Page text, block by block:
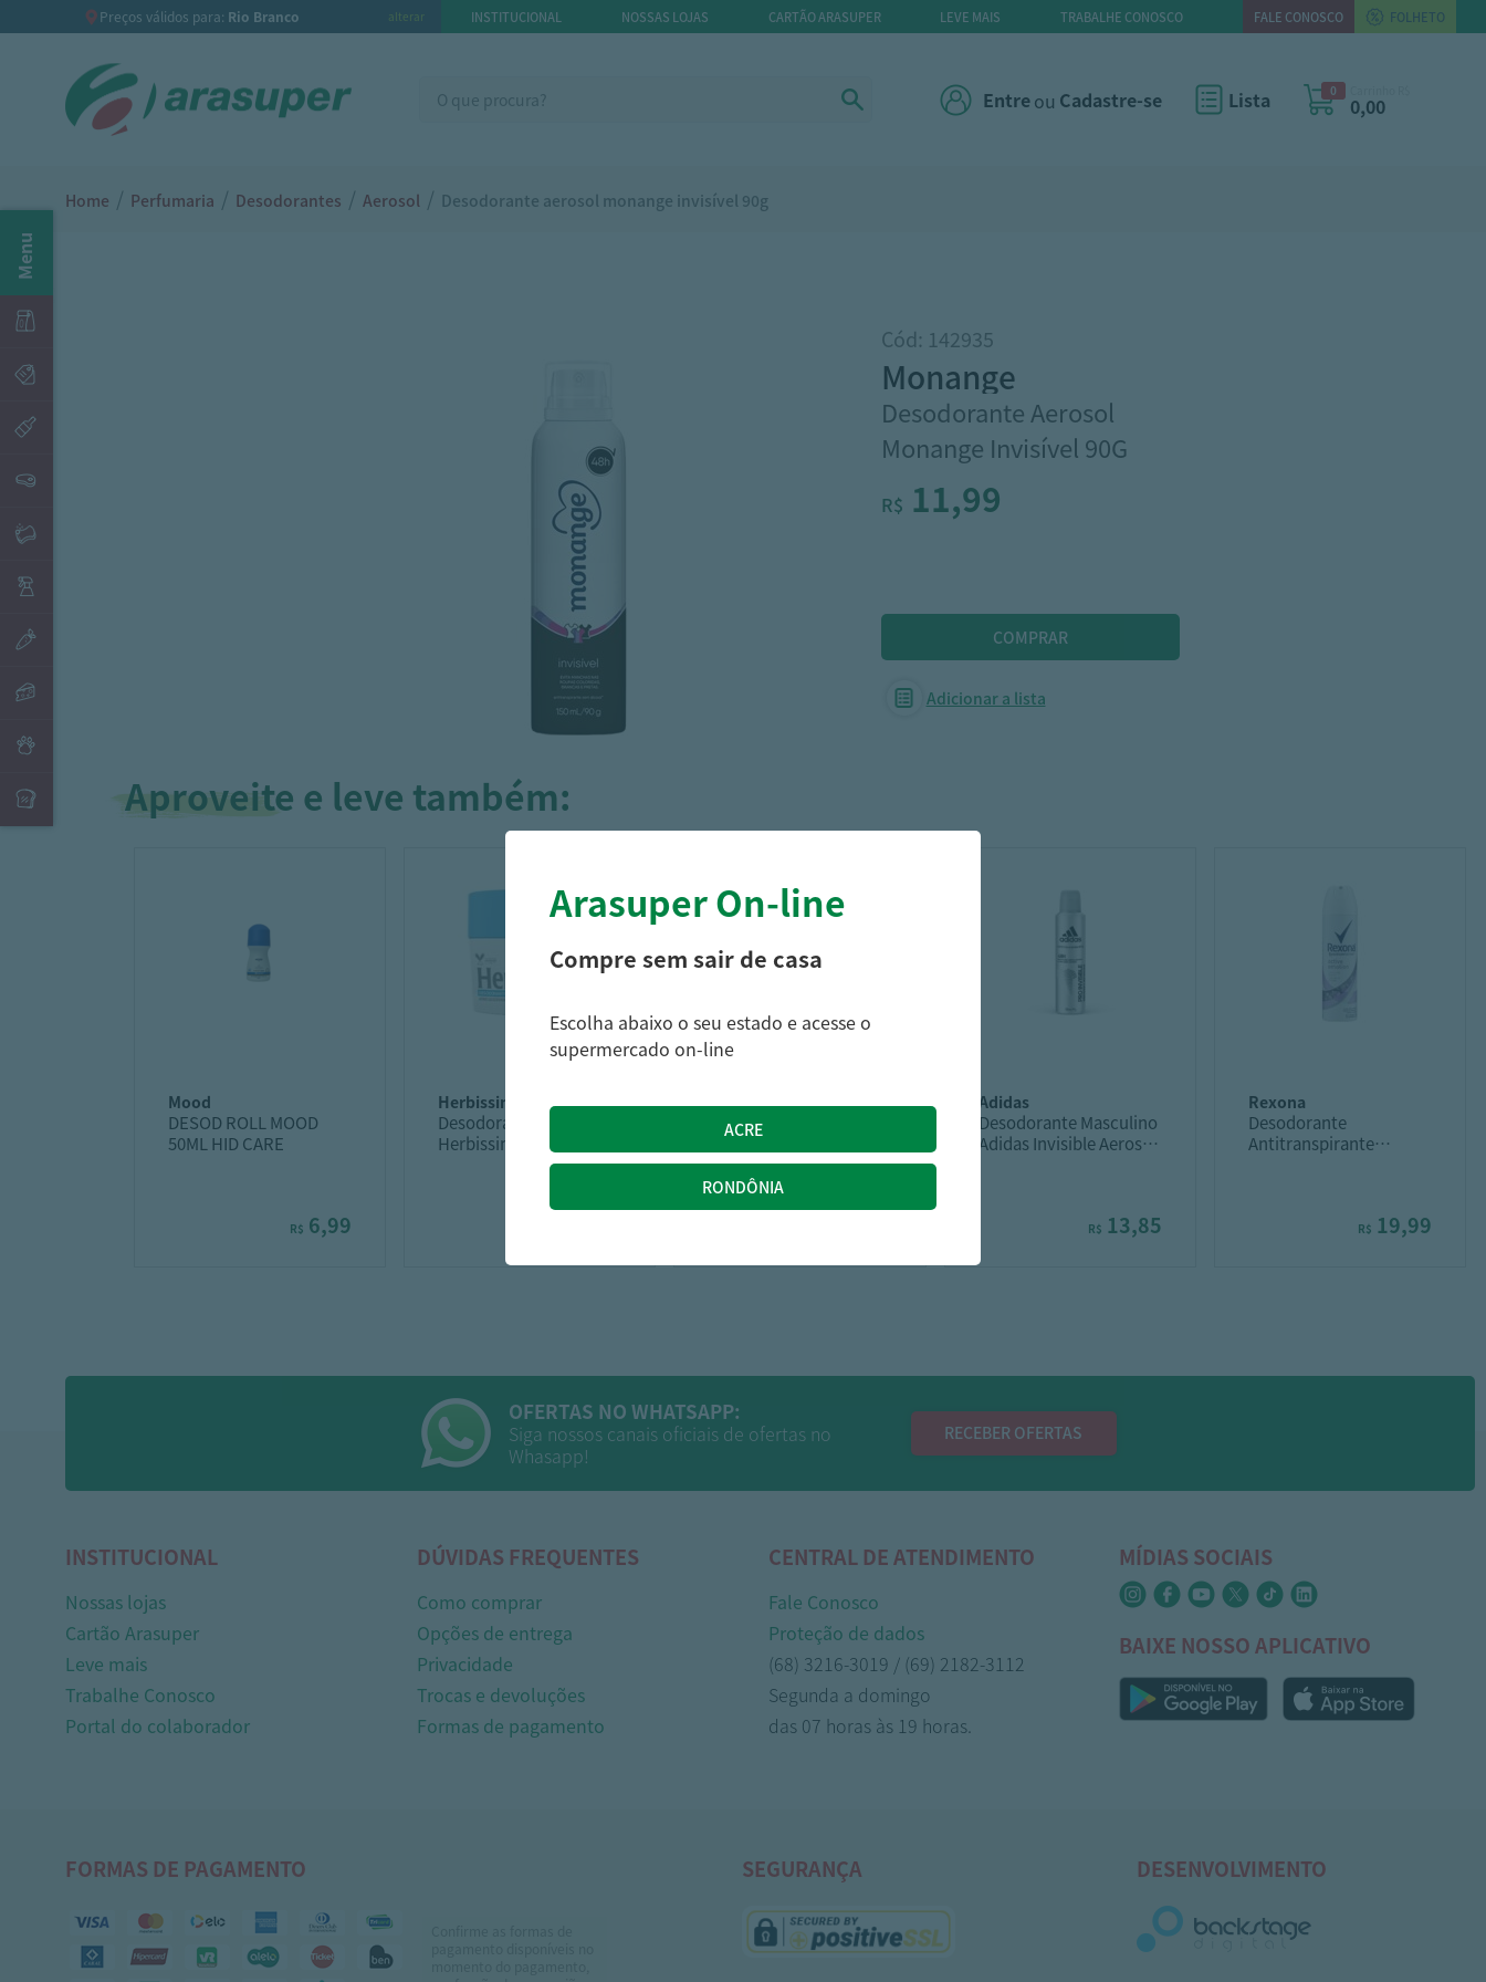
Preços válidos para: Rio Branco alterar INSTITUCIONAL NOSSAS LOJAS CARTÃO ARASUPER LEVE MAIS TRABALHE CONOSCO FALE CONOSCO FOLHETO
Entreou Cadastre-se Lista 0
0,00
Menu
Home / Perfumaria / Desodorantes / Aerosol / Desodorante aerosol monange invisível 90g
Cód: 142935
monange
Desodorante Aerosol
Monange Invisível 90G
R$ 11,99
Adicionar a lista
Aproveite e leve também:
mood
DESOD ROLL MOOD
50ML HID CARE
R$ 6,99
herbissimo
Desodorante
Herbissimo Sensitive
mood
DESOD CREM MOOD
50G FLOR ALGOD
adidas
Desodorante Masculino
Adidas Invisible Aerosol
R$ 13,85
rexona
Desodorante
Antitranspirante
R$ 19,99
OFERTAS NO WHATSAPP:
Siga nossos canais oficiais de ofertas no
Whasapp!
RECEBER OFERTAS
INSTITUCIONAL
Nossas lojas
Cartão Arasuper
Leve mais
Trabalhe Conosco
Portal do colaborador
DÚVIDAS FREQUENTES
Como comprar
Opções de entrega
Privacidade
Trocas e devoluções
Formas de pagamento
CENTRAL DE ATENDIMENTO
Fale Conosco
Proteção de dados
(68) 3216-3019 / (69) 2182-3112
Segunda a domingo
das 07 horas às 19 horas.
MÍDIAS SOCIAIS
BAIXE NOSSO APLICATIVO
FORMAS DE PAGAMENTO SEGURANÇA DESENVOLVIMENTO
Arasuper On-line
Compre sem sair de casa
Escolha abaixo o seu estado e acesse o
supermercado on-line